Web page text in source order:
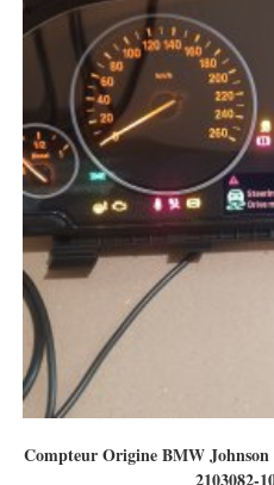
Compteur Origine BMW Johnson
2103082-